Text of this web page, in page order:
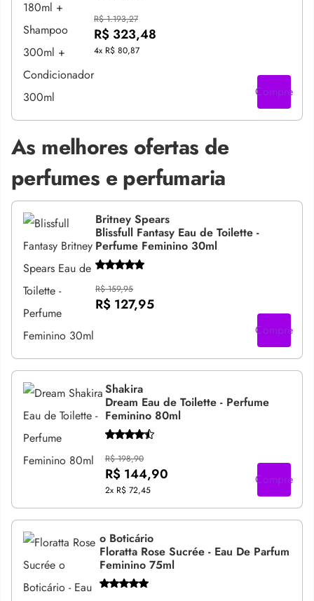
R$ 1.193,27
R$ 323,48
4x R$ 80,87
Compre
As melhores ofertas de
perfumes e perfumaria
Britney Spears
Blissfull Fantasy Eau de Toilette -
Perfume Feminino 30ml
R$ 159,95
R$ 127,95
Compre
Shakira
Dream Eau de Toilette - Perfume
Feminino 80ml
R$ 198,90
R$ 144,90
2x R$ 72,45
Compre
o Boticário
Floratta Rose Sucrée - Eau De Parfum
Feminino 75ml